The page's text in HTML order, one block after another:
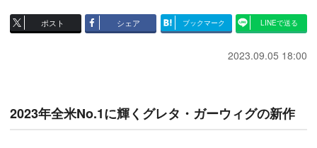
ポスト シェア ブックマーク LINEで送る
2023.09.05 18:00
2023年全米No.1に輝くグレタ・ガーウィグの新作